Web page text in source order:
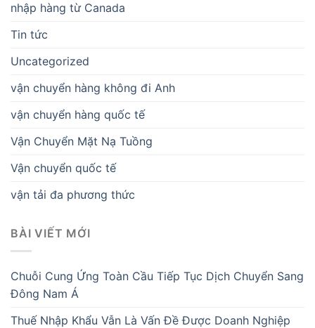
nhập hàng từ Canada
Tin tức
Uncategorized
vận chuyển hàng không đi Anh
vận chuyển hàng quốc tế
Vận Chuyển Mặt Nạ Tuồng
Vận chuyển quốc tế
vận tải đa phương thức
BÀI VIẾT MỚI
Chuỗi Cung Ứng Toàn Cầu Tiếp Tục Dịch Chuyển Sang
Đông Nam Á
Thuế Nhập Khẩu Vẫn Là Vấn Đề Được Doanh Nghiệp